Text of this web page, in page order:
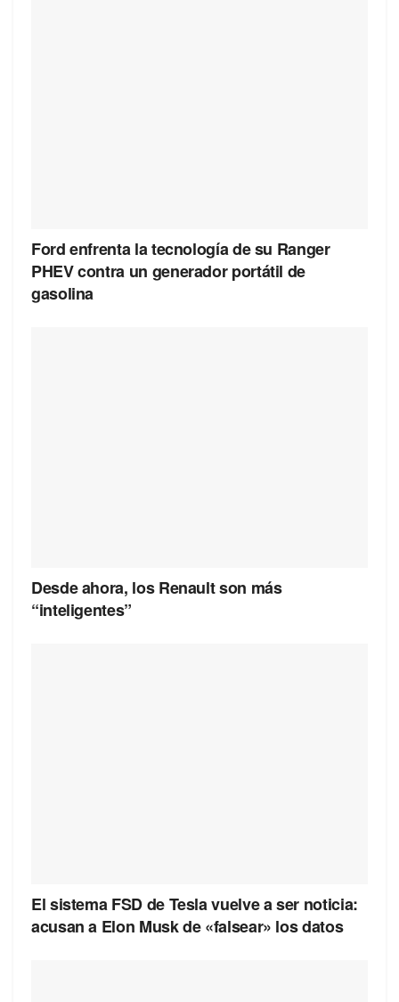
Ford enfrenta la tecnología de su Ranger
PHEV contra un generador portátil de
gasolina
Desde ahora, los Renault son más
“inteligentes”
El sistema FSD de Tesla vuelve a ser noticia:
acusan a Elon Musk de «falsear» los datos